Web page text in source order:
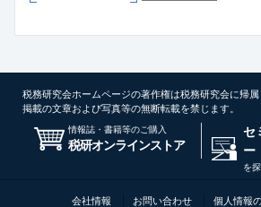
税務研究会ホームページの著作権は税務研究会に帰属
掲載の文章および写真等の無断転載を禁じます。
情報誌・書籍等のご購入
税研オンラインストア
セ
ー
を
会社情報 お問い合わせ 個人情報